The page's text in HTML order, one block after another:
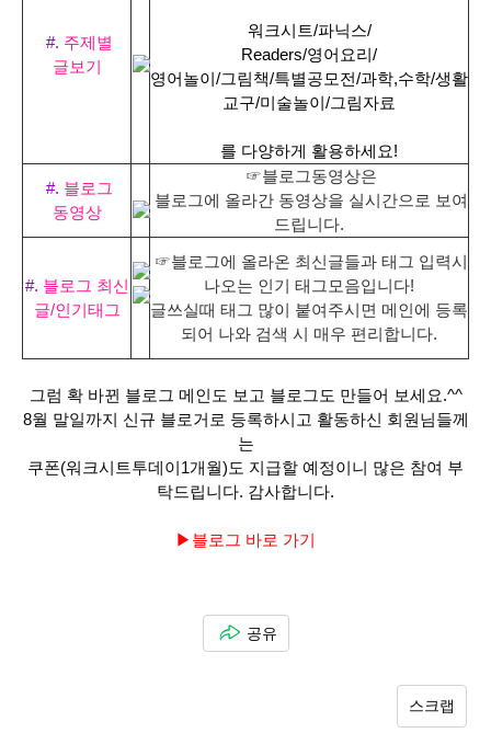
#. 주제별
글보기
워크시트/파닉스/
Readers/영어요리/
영어놀이/그림책/특별공모전/과학,수학/생활
교구/미술놀이/그림자료
를 다양하게 활용하세요!
#. 블로그
동영상
☞블로그동영상은
블로그에 올라간 동영상을 실시간으로 보여
드립니다.
#. 블로그 최신
글/인기태그
☞블로그에 올라온 최신글들과 태그 입력시
나오는 인기 태그모음입니다!
글쓰실때 태그 많이 붙여주시면 메인에 등록
되어 나와 검색 시 매우 편리합니다.
그럼 확 바뀐 블로그 메인도 보고 블로그도 만들어 보세요.^^
8월 말일까지 신규 블로거로 등록하시고 활동하신 회원님들께
는
쿠폰(워크시트투데이1개월)도 지급할 예정이니 많은 참여 부
탁드립니다. 감사합니다.
▶블로그 바로 가기
공유
스크랩